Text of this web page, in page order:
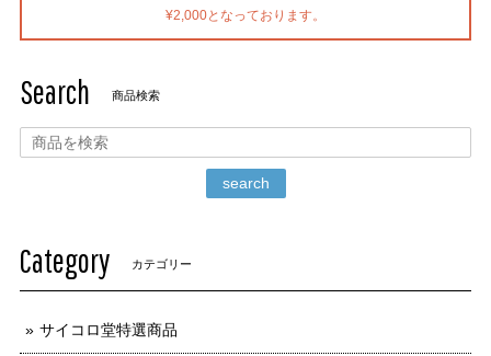
¥2,000となっております。
Search 商品検索
search
Category カテゴリー
サイコロ堂特選商品